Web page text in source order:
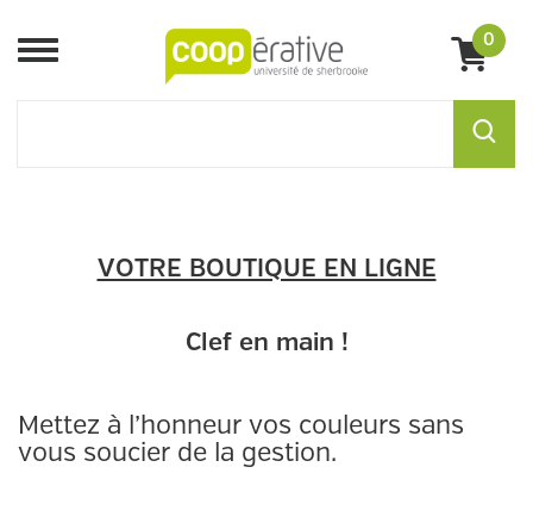
Menu
0
VOTRE BOUTIQUE EN LIGNE
Clef en main !
Mettez à l’honneur vos couleurs sans
vous soucier de la gestion.